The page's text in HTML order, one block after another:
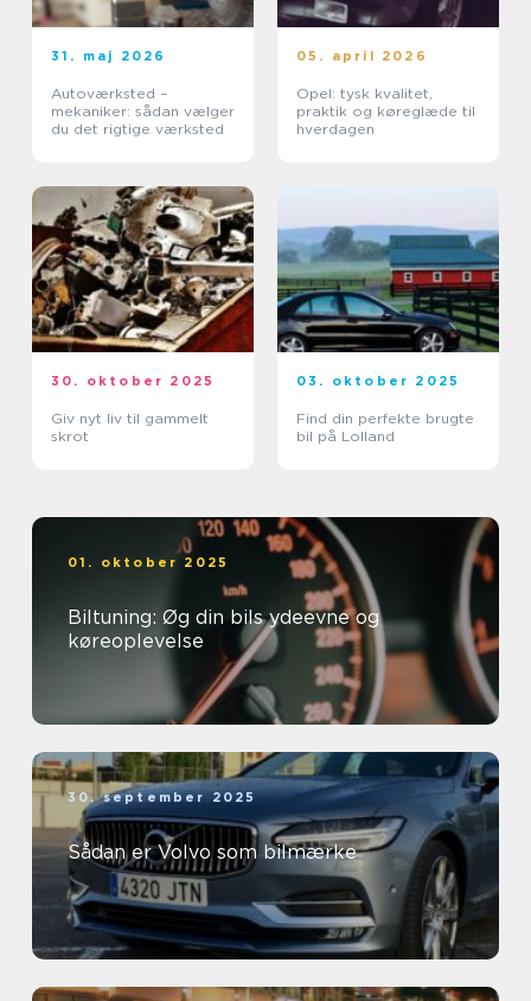
31. maj 2026
Autoværksted –
mekaniker: sådan vælger
du det rigtige værksted
05. april 2026
Opel: tysk kvalitet,
praktik og køreglæde til
hverdagen
30. oktober 2025
Giv nyt liv til gammelt
skrot
03. oktober 2025
Find din perfekte brugte
bil på Lolland
01. oktober 2025
Biltuning: Øg din bils ydeevne og
køreoplevelse
30. september 2025
Sådan er Volvo som bilmærke